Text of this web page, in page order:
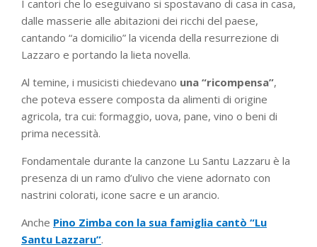
I cantori che lo eseguivano si spostavano di casa in casa,
dalle masserie alle abitazioni dei ricchi del paese,
cantando “a domicilio” la vicenda della resurrezione di
Lazzaro e portando la lieta novella.
Al temine, i musicisti chiedevano una “ricompensa”,
che poteva essere composta da alimenti di origine
agricola, tra cui: formaggio, uova, pane, vino o beni di
prima necessità.
Fondamentale durante la canzone Lu Santu Lazzaru è la
presenza di un ramo d’ulivo che viene adornato con
nastrini colorati, icone sacre e un arancio.
Anche Pino Zimba con la sua famiglia cantò “Lu
Santu Lazzaru”.